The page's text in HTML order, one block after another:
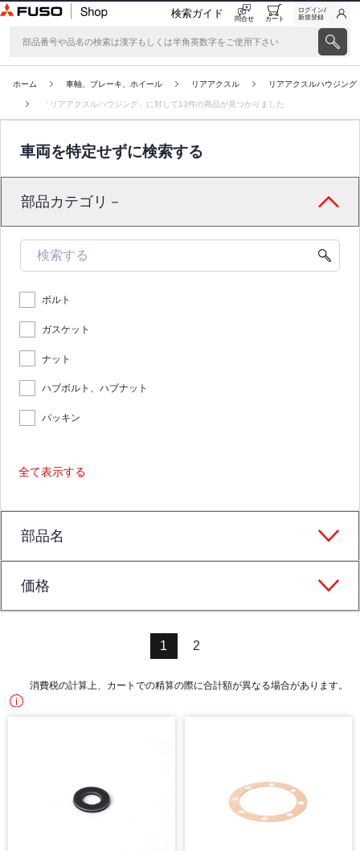
検索ガイド 問合せ カート
ログイン/
新規登録
ホーム 車軸、ブレーキ、ホイール リアアクスル リアアクスルハウジング
「リアアクスルハウジング」に対して13件の商品が見つかりました
車両を特定せずに検索する
部品カテゴリ－
ボルト
ガスケット
ナット
ハブボルト、ハブナット
パッキン
全て表示する
部品名
価格
1 2
消費税の計算上、カートでの精算の際に合計額が異なる場合があります。